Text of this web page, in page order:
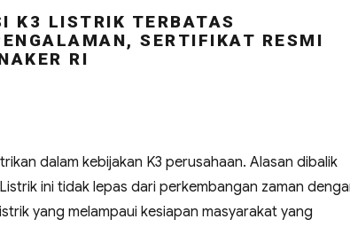
K3 LISTRIK TERBATAS
SERTIFIKAT RESMI
RI
dalam kebijakan K3 perusahaan. Alasan dibalik
ini tidak lepas dari perkembangan zaman
yang melampaui kesiapan masyarakat yang